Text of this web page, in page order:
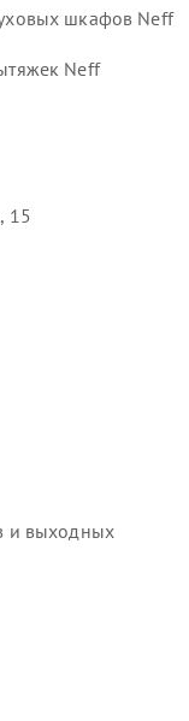
шкафов Neff
Neff
15
и выходных